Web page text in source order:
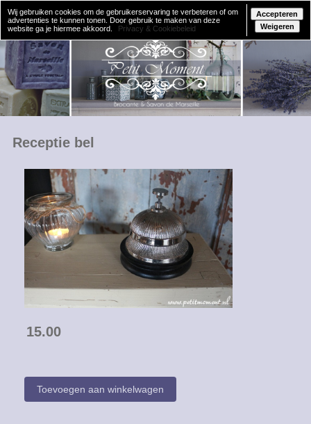
Receptie bel
15.00
Wij gebruiken cookies om de gebruikerservaring te verbeteren of om
advertenties te kunnen tonen. Door gebruik te maken van deze
website ga je hiermee akkoord.
Privacy & Cookiebeleid
Accepteren
Weigeren